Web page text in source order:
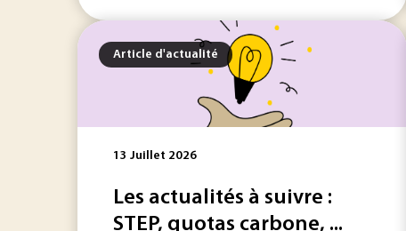
Article d'actualité
13 Juillet 2026
Les actualités à suivre :
STEP, quotas carbone, ...